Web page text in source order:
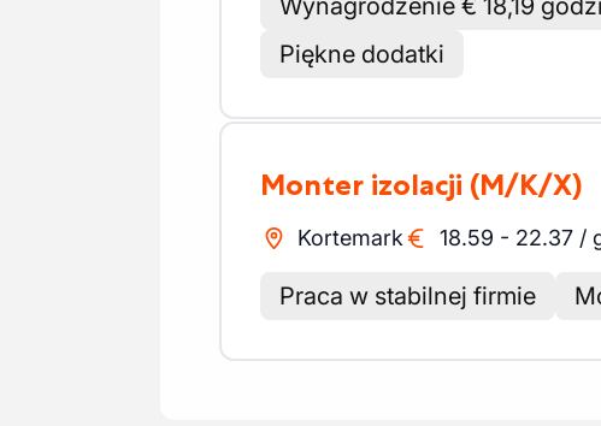
Wynagrodzenie € 18,19
Piękne dodatki
Monter izolacji (M/K/X)
Kortemark 18.59 - 22.37 /
Praca w stabilnej firmie